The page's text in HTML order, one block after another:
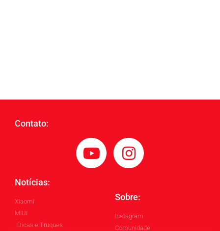
Contato:
Notícias:
Xiaomi
MIUI
Dicas e Truques
Sobre:
Instagram
Comunidade